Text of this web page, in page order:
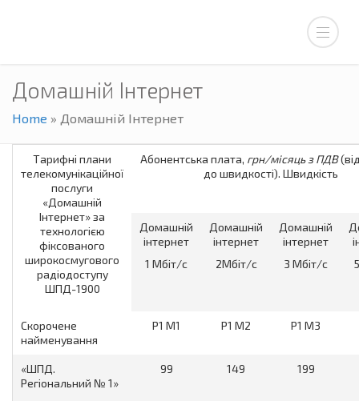
Домашній Інтернет
Home » Домашній Інтернет
Тарифні плани
телекомунікаційної
послуги
«Домашній
Інтернет» за
технологією
фіксованого
широкосмугового
радіодоступу
ШПД-1900
Абонентська плата, грн/місяць з ПДВ
до швидкості). Швидкість
Домашній
інтернет
1 Мбіт/с
Домашній
інтернет
2Мбіт/с
Домашній
інтернет
3 Мбіт/с
Скорочене
найменування
Р1 М1 Р1 М2 Р1 М3
«ШПД.
Регіональний № 1»
99 149 199